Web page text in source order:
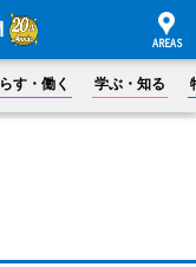
す・働く 学ぶ・知る